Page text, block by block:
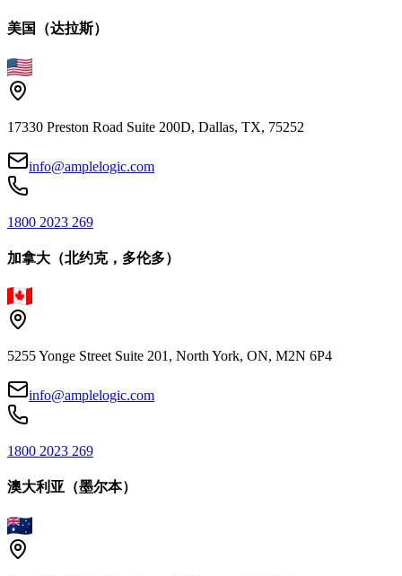
美国（达拉斯）
17330 Preston Road Suite 200D, Dallas, TX, 75252
info@amplelogic.com
1800 2023 269
加拿大（北约克，多伦多）
5255 Yonge Street Suite 201, North York, ON, M2N 6P4
info@amplelogic.com
1800 2023 269
澳大利亚（墨尔本）